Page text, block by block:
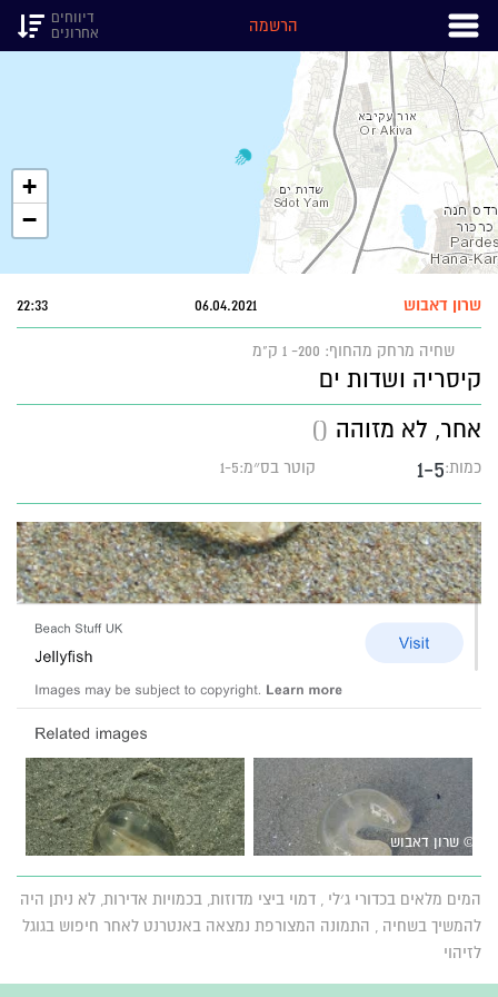
הרשמה
דיווחים
אחרונים
+
−
שרון דאבוש 06.04.2021
22:33
שחיה מרחק מהחוף: 200- 1 ק"מ
קיסריה ושדות ים
אחר, לא מזוהה ()
כמות:1-5 קוטר בס״מ:1-5
© שרון דאבוש
המים מלאים בכדורי ג׳לי , דמוי ביצי מדוזות, בכמויות אדירות, לא ניתן היה
להמשיך בשחיה , התמונה המצורפת נמצאה באנטרנט לאחר חיפוש בגוגל
לזיהוי